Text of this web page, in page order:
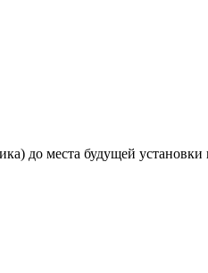
до места будущей